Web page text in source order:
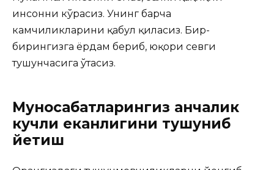
инсонни кўрасиз. Унинг барча
камчиликларини қабул қиласиз. Бир-
бирингизга ёрдам бериб, юқори севги
тушунчасига ўтасиз.
Муносабатларингиз қанчалик
кучли еканлигини тушуниб
йетиш